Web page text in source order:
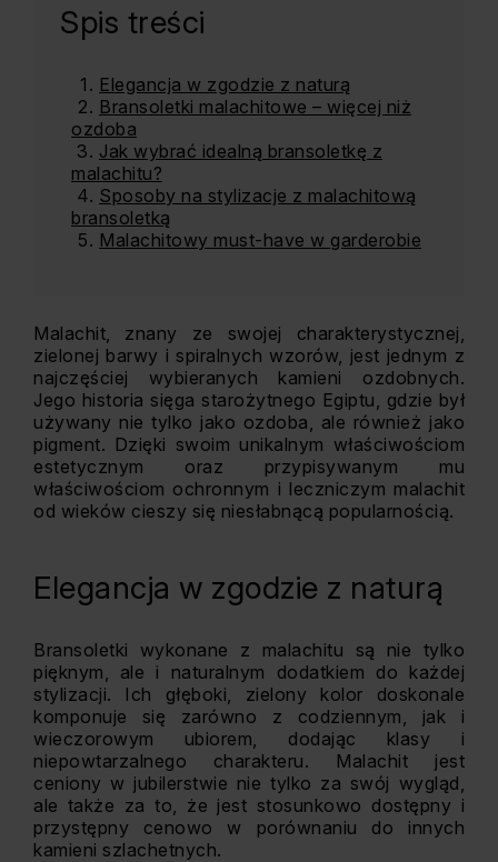
Spis treści
Elegancja w zgodzie z naturą
Bransoletki malachitowe – więcej niż
ozdoba
Jak wybrać idealną bransoletkę z
malachitu?
Sposoby na stylizacje z malachitową
bransoletką
Malachitowy must-have w garderobie
Malachit, znany ze swojej charakterystycznej,
zielonej barwy i spiralnych wzorów, jest jednym z
najczęściej wybieranych kamieni ozdobnych.
Jego historia sięga starożytnego Egiptu, gdzie był
używany nie tylko jako ozdoba, ale również jako
pigment. Dzięki swoim unikalnym właściwościom
estetycznym oraz przypisywanym mu
właściwościom ochronnym i leczniczym malachit
od wieków cieszy się niesłabnącą popularnością.
Elegancja w zgodzie z naturą
Bransoletki wykonane z malachitu są nie tylko
pięknym, ale i naturalnym dodatkiem do każdej
stylizacji. Ich głęboki, zielony kolor doskonale
komponuje się zarówno z codziennym, jak i
wieczorowym ubiorem, dodając klasy i
niepowtarzalnego charakteru. Malachit jest
ceniony w jubilerstwie nie tylko za swój wygląd,
ale także za to, że jest stosunkowo dostępny i
przystępny cenowo w porównaniu do innych
kamieni szlachetnych.